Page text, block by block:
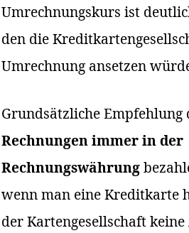
Umrechnungskurs ist
den die
Umrechnung ansetzen
Grundsätzliche Empfehlung
Rechnungen immer in der
Rechnungswährung
wenn man eine Kreditkarte
der Kartengesellschaft